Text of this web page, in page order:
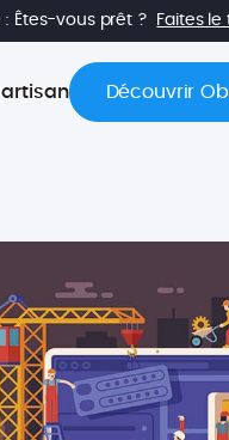
Êtes-vous prêt ? Faites le
Découvrir